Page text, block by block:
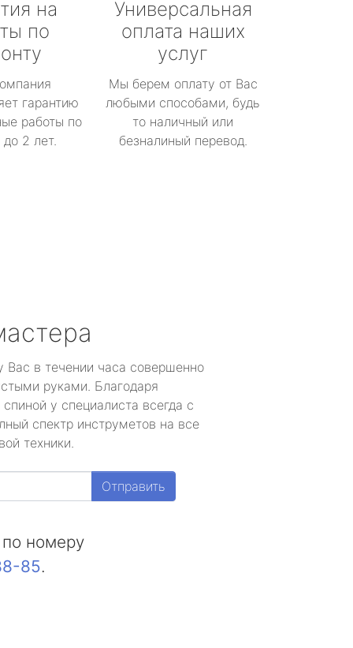
на
по
гарантию
работы по
2 лет.
Универсальная
оплата наших
услуг
Мы берем оплату от Вас
любыми способами, будь
то наличный или
безналиный перевод.
Вас в течении часа совершенно
руками. Благодаря
у специалиста всегда с
спектр инструметов на все
техники.
Отправить
номеру
85.